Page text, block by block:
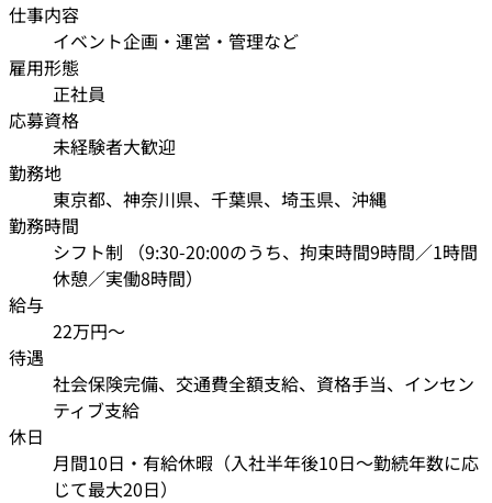
仕事内容
イベント企画・運営・管理など
雇用形態
正社員
応募資格
未経験者大歓迎
勤務地
東京都、神奈川県、千葉県、埼玉県、沖縄
勤務時間
シフト制 （9:30-20:00のうち、拘束時間9時間／1時間
休憩／実働8時間）
給与
22万円〜
待遇
社会保険完備、交通費全額支給、資格手当、インセン
ティブ支給
休日
月間10日・有給休暇（入社半年後10日〜勤続年数に応
じて最大20日）